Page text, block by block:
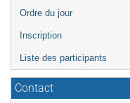
Ordre du jour
Inscription
Liste des participants
Contact